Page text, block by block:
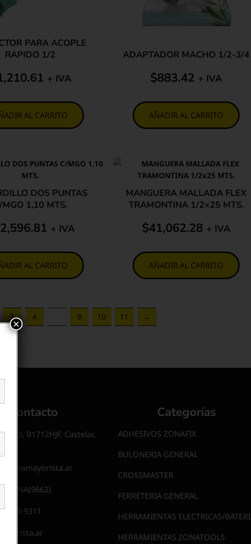
PARA ACOPLE
RAPIDO 1/2
+ IVA
AL CARRITO
ADAPTADOR MACHO 1/2-3/4
$883.42 + IVA
AÑADIR AL CARRITO
DOS PUNTAS
MGO 1,10 MTS.
+ IVA
AL CARRITO
MANGUERA MALLADA FLEX
TRAMONTINA 1/2×25 MTS.
$41,062.28 + IVA
AÑADIR AL CARRITO
3 4 … 9 10 11 →
Contacto
B1712HJF, Castelar,
Aires
ZONA(9662)
6643-9311
Categorías
ADHESIVOS ZONAFIX
BULONERIA GENERAL
CROSSMASTER
FERRETERIA GENERAL
HERRAMIENTAS ELECTRICAS/
HERRAMIENTAS ZONATOOLS